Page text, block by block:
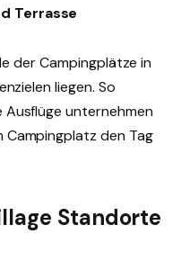
Terrasse
der Campingplätze in
liegen. So
unternehmen
den Tag
Standorte